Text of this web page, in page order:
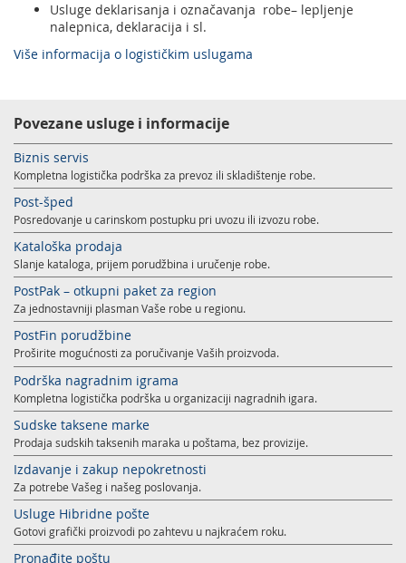
Usluge deklarisanja i označavanja robe– lepljenje
nalepnica, deklaracija i sl.
Više informacija o logističkim uslugama
Povezane usluge i informacije
Biznis servis
Kompletna logistička podrška za prevoz ili skladištenje robe.
Post-šped
Posredovanje u carinskom postupku pri uvozu ili izvozu robe.
Kataloška prodaja
Slanje kataloga, prijem porudžbina i uručenje robe.
PostPak – otkupni paket za region
Za jednostavniji plasman Vaše robe u regionu.
PostFin porudžbine
Proširite mogućnosti za poručivanje Vaših proizvoda.
Podrška nagradnim igrama
Kompletna logistička podrška u organizaciji nagradnih igara.
Sudske taksene marke
Prodaja sudskih taksenih maraka u poštama, bez provizije.
Izdavanje i zakup nepokretnosti
Za potrebe Vašeg i našeg poslovanja.
Usluge Hibridne pošte
Gotovi grafički proizvodi po zahtevu u najkraćem roku.
Pronađite poštu